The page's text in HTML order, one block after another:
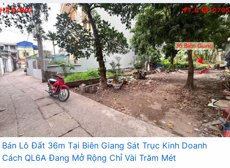
HÀ ĐÔNG T.B 10705
Bán Lô Đất 36m Tại Biên Giang Sát Trục Kinh Doanh
Cách QL6A Đang Mở Rộng Chỉ Vài Trăm Mét